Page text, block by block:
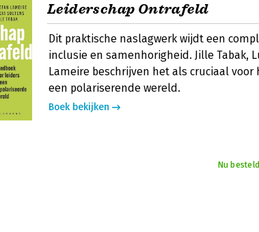
Leiderschap Ontrafeld
Dit praktische naslagwerk wijdt een
inclusie en samenhorigheid. Jille Tabak,
Lameire beschrijven het als cruciaal
een polariserende wereld.
Boek bekijken
Nu